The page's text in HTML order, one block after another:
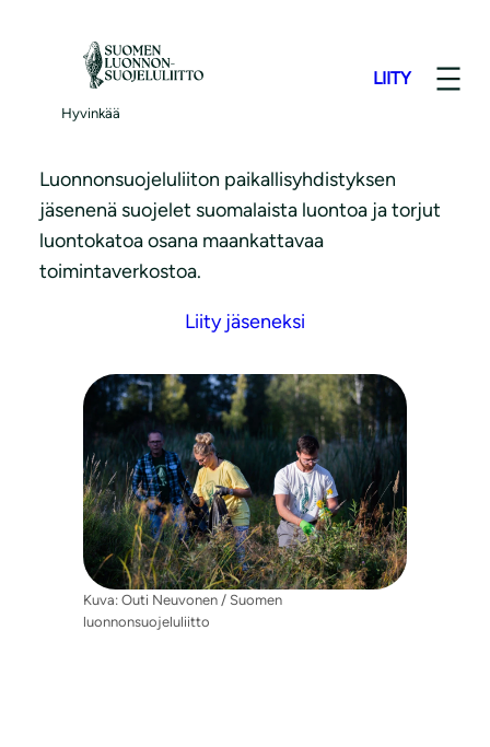
Hyvinkää
LIITY
Kuva: Outi Neuvonen / Suomen
luonnonsuojeluliitto
Liity jäseneksi
Luonnonsuojeluliiton paikallisyhdistyksen
jäsenenä suojelet suomalaista luontoa ja torjut
luontokatoa osana maankattavaa
toimintaverkostoa.
Liity jäseneksi